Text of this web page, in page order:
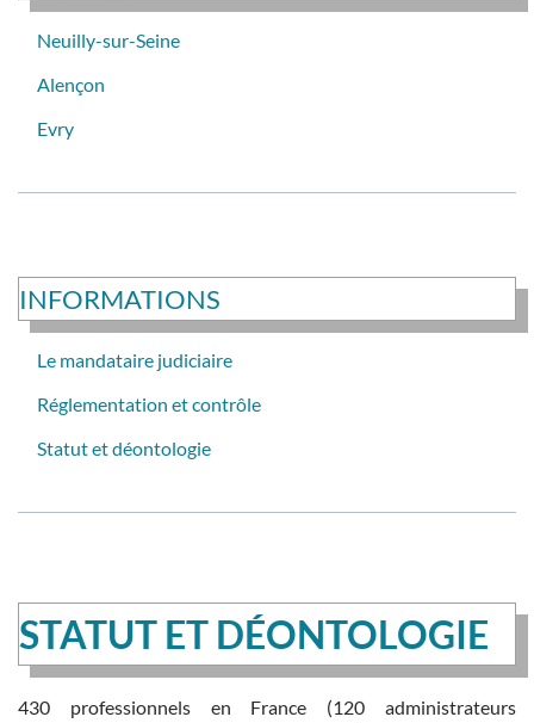
Neuilly-sur-Seine
Alençon
Evry
INFORMATIONS
Le mandataire judiciaire
Réglementation et contrôle
Statut et déontologie
STATUT ET DÉONTOLOGIE
430 professionnels en France (120 administrateurs